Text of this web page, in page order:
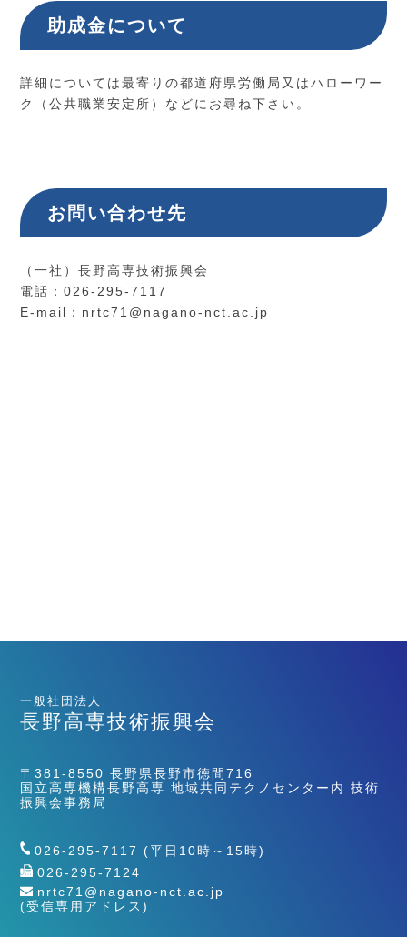
助成金について
詳細については最寄りの都道府県労働局又はハローワー
ク（公共職業安定所）などにお尋ね下さい。
お問い合わせ先
（一社）長野高専技術振興会
電話：026-295-7117
E-mail：nrtc71@nagano-nct.ac.jp
一般社団法人
長野高専技術振興会
〒381-8550 長野県長野市徳間716
国立高専機構長野高専 地域共同テクノセンター内 技術
振興会事務局
026-295-7117 (平日10時～15時)
026-295-7124
nrtc71@nagano-nct.ac.jp
(受信専用アドレス)